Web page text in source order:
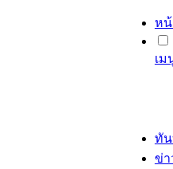
ห
เม
ทัน
ข่า